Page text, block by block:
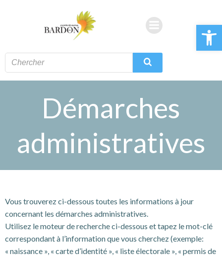
Ouvrir
Démarches
administratives
Vous trouverez ci-dessous toutes les informations à jour
concernant les démarches administratives.
Utilisez le moteur de recherche ci-dessous et tapez le mot-clé
correspondant à l’information que vous cherchez (exemple:
« naissance », « carte d’identité », « liste électorale », « permis de